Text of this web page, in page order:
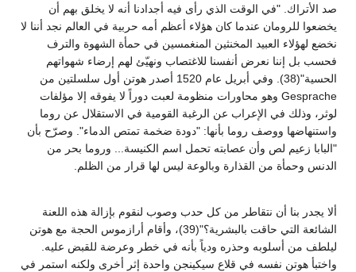
صد الأتراك. "في الوقت الذي رأى فيه أجدادنا أنه لا يخلق بهم أن
يخضعوا للرومان عندما كان هؤلاء أعظم أمه حربية في العالم نجد أننا لا
نخضع لهؤلاء العبيد المخنثين المنغمسين في حمأة الشهوة والترف
فحسب بل إننا نعرض أنفسنا للاغتصاب ونهيّئ لهم إرضاء شهواتهم
الحسية"(38). وفي أبريل عام 1520 أصدر هوتن أول سلسلتين من
Gesprache وهو محاورات منظومة لعبت دوراً لا يفوقه إلا مؤلفات
لوثر، وذلك في الإعراب عن الرغبة القومية في الاستقلال عن روما
واستنهاضها ووصف روما بأنها: "دودة ضخمة تمتص الدماء". وصرّح بأن
"البابا زعيم لص وأن عصابته تحمل اسم الكنيسة... وروما بحر من
الدنس وحمأة من القذارة وبالوعة ليس لها قرار من الظلم.
ألا يجدر بنا أن نتقاطر من كل حدب وصوب لنقوم بإزالة هذه اللعنة
الشائعة التي حاقت بالبشرية؟"(39)، وأقام أرازموس الحجة مع هوتن
ليلطف من أسلوبه وحذره ودياً بأنه في خطر وعرضة للقبض عليه.
واختبأ هوتن نفسه في قلاع سيكينجن واحدة إثر أخرى ولكنه استمر في